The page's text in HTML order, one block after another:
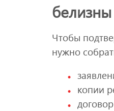
белизны
Чтобы
нужно
копии